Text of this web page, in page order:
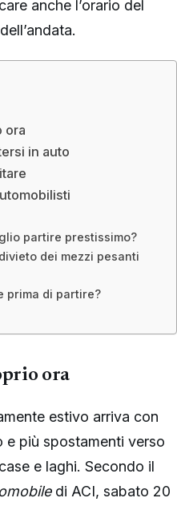
anche l’orario del
ora
in auto
partire prestissimo?
dei mezzi pesanti
prima di partire?
ora
estivo arriva con
più spostamenti verso
e laghi. Secondo il
di ACI, sabato 20